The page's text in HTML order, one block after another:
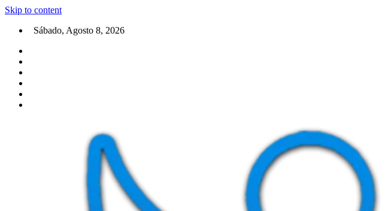
Skip to content
Sábado, Agosto 8, 2026